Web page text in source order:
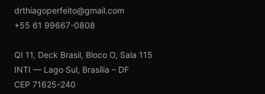
drthiagoperfeito@gmail.com
+55 61 99667-0808
QI 11, Deck Brasil, Bloco O, Sala 115
INTI — Lago Sul, Brasília – DF
CEP 71625-240